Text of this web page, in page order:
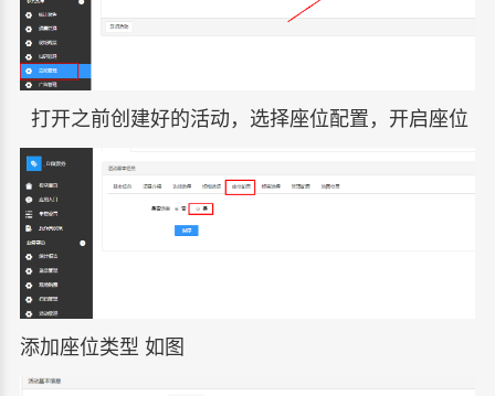
打开之前创建好的活动，选择座位配置，开启座位
添加座位类型 如图